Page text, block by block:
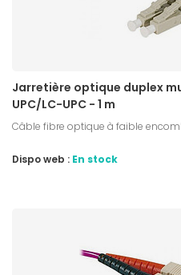
Jarretière optique duplex
UPC/LC-UPC - 1 m
Câble fibre optique à faible
Dispo web : En stock